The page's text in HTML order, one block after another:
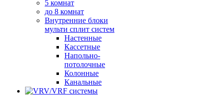
5 комнат
до 8 комнат
Внутренние блоки
мульти сплит систем
Настенные
Кассетные
Напольно-
потолочные
Колонные
Канальные